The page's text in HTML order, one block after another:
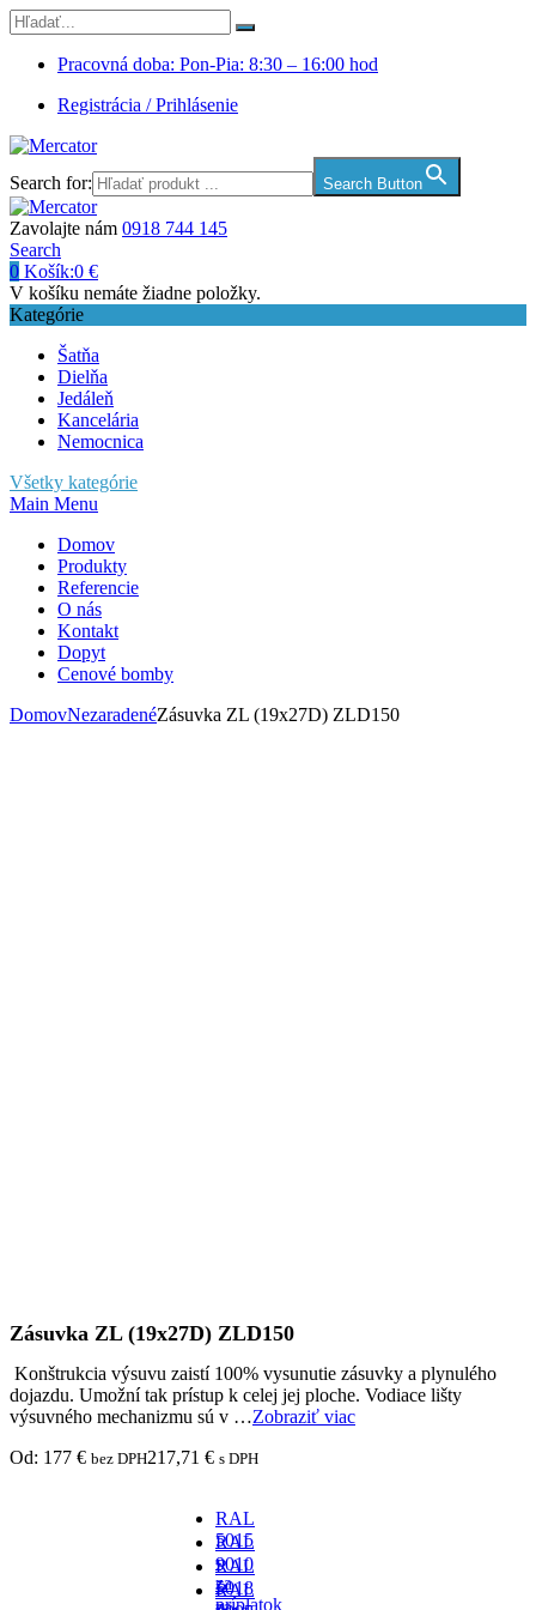
Pracovná doba: Pon-Pia: 8:30 – 16:00 hod
Registrácia / Prihlásenie
Search for: Search Button
Zavolajte nám 0918 744 145
Search
0 Košík:0 €
V košíku nemáte žiadne položky.
Kategórie
Šatňa
Dielňa
Jedáleň
Kancelária
Nemocnica
Všetky kategórie
Main Menu
Domov
Produkty
Referencie
O nás
Kontakt
Dopyt
Cenové bomby
DomovNezaradenéZásuvka ZL (19x27D) ZLD150
Zásuvka ZL (19x27D) ZLD150
Konštrukcia výsuvu zaistí 100% vysunutie zásuvky a plynulého
dojazdu. Umožní tak prístup k celej jej ploche. Vodiace lišty
výsuvného mechanizmu sú v …Zobraziť viac
Od: 177 € bez DPH217,71 € s DPH
RAL
5015
-
za
príplatok
RAL
9010
-
RAL
5018
RAL